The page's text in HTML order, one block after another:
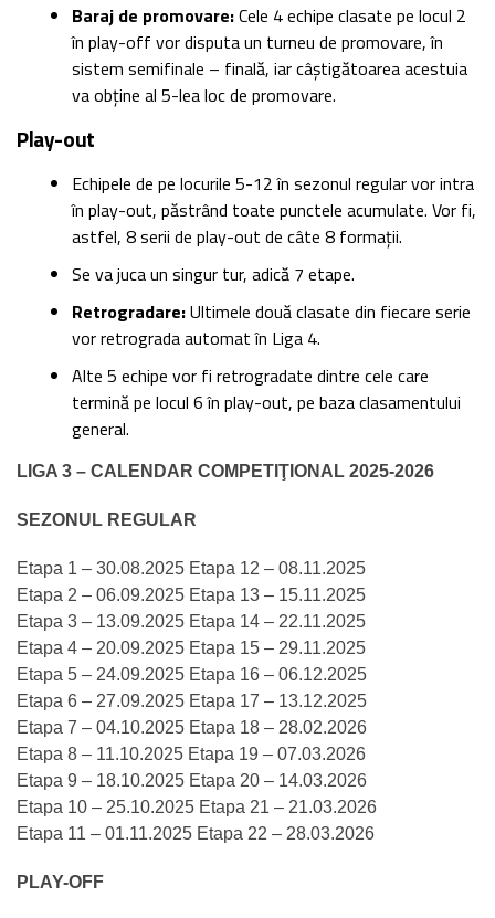
Baraj de promovare:Cele 4 echipe clasate pe locul 2
în play-off vor disputa un turneu de promovare, în
sistem semifinale – finală, iar câștigătoarea acestuia
va obține al 5-lea loc de promovare.
Play-out
Echipele de pe locurile 5-12 în sezonul regular vor intra
în play-out, păstrând toate punctele acumulate. Vor fi,
astfel, 8 serii de play-out de câte 8 formații.
Se va juca un singur tur, adică 7 etape.
Retrogradare:Ultimele două clasate din fiecare serie
vor retrograda automat în Liga 4.
Alte 5 echipe vor fi retrogradate dintre cele care
termină pe locul 6 în play-out, pe baza clasamentului
general.
LIGA 3 – CALENDAR COMPETIŢIONAL 2025-2026
SEZONUL REGULAR
Etapa 1 – 30.08.2025 Etapa 12 – 08.11.2025
Etapa 2 – 06.09.2025 Etapa 13 – 15.11.2025
Etapa 3 – 13.09.2025 Etapa 14 – 22.11.2025
Etapa 4 – 20.09.2025 Etapa 15 – 29.11.2025
Etapa 5 – 24.09.2025 Etapa 16 – 06.12.2025
Etapa 6 – 27.09.2025 Etapa 17 – 13.12.2025
Etapa 7 – 04.10.2025 Etapa 18 – 28.02.2026
Etapa 8 – 11.10.2025 Etapa 19 – 07.03.2026
Etapa 9 – 18.10.2025 Etapa 20 – 14.03.2026
Etapa 10 – 25.10.2025 Etapa 21 – 21.03.2026
Etapa 11 – 01.11.2025 Etapa 22 – 28.03.2026
PLAY-OFF